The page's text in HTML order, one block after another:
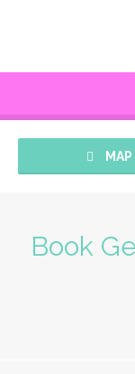
MAP
Book